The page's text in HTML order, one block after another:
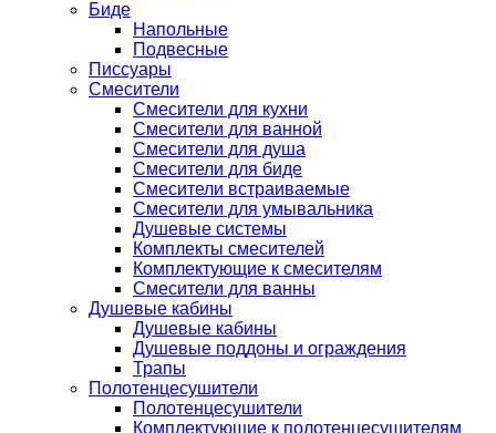
Биде
Напольные
Подвесные
Писсуары
Смесители
Смесители для кухни
Смесители для ванной
Смесители для душа
Смесители для биде
Смесители встраиваемые
Смесители для умывальника
Душевые системы
Комплекты смесителей
Комплектующие к смесителям
Смесители для ванны
Душевые кабины
Душевые кабины
Душевые поддоны и ограждения
Трапы
Полотенцесушители
Полотенцесушители
Комплектующие к полотенцесушителям